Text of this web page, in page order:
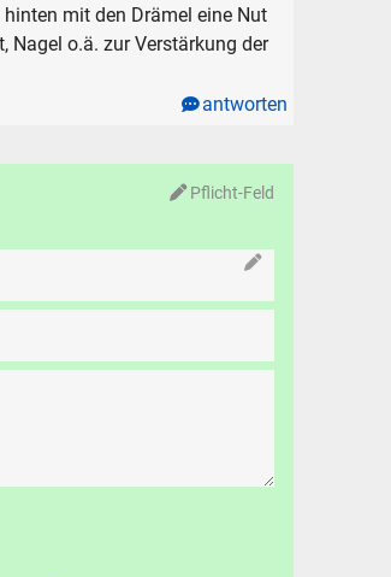
mit den Drämel eine Nut
o.ä. zur Verstärkung der
antworten
Pflicht-Feld